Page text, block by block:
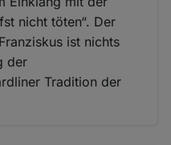
nicht töten“. Der
ist nichts
der
Tradition der